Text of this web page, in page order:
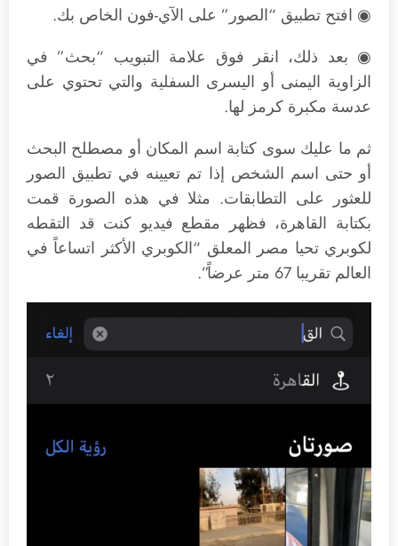
◉ افتح تطبيق “الصور” على الآي-فون الخاص بك.
◉ بعد ذلك، انقر فوق علامة التبويب “بحث” في
الزاوية اليمنى أو اليسرى السفلية والتي تحتوي على
عدسة مكبرة كرمز لها.
ثم ما عليك سوى كتابة اسم المكان أو مصطلح البحث
أو حتى اسم الشخص إذا تم تعيينه في تطبيق الصور
للعثور على التطابقات. مثلا في هذه الصورة قمت
بكتابة القاهرة، فظهر مقطع فيديو كنت قد التقطه
لكوبري تحيا مصر المعلق “الكوبري الأكثر اتساعاً في
العالم تقريبا 67 متر عرضاً”.